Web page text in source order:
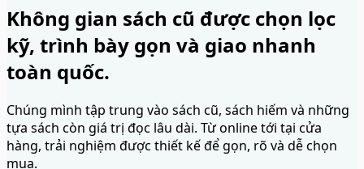
Không gian sách cũ được chọn lọc
kỹ, trình bày gọn và giao nhanh
toàn quốc.
Chúng mình tập trung vào sách cũ, sách hiếm và những
tựa sách còn giá trị đọc lâu dài. Từ online tới tại cửa
hàng, trải nghiệm được thiết kế để gọn, rõ và dễ chọn
mua.